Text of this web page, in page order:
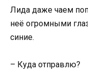
Лида даже чаем
неё огромными
синие.
– Куда отправлю?